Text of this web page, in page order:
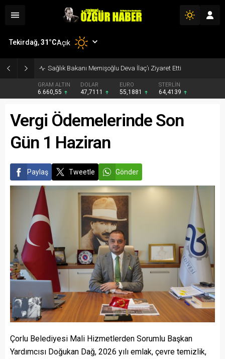
Bakan Memişoğlu Koçak Farma’yı Ziyaret Etti
GRAM ALTIN
6.660,55
DOLAR
47,7111
EURO
55,1881
STERLİN
64,4139
Tekirdağ,31°CAçık
Vergi Ödemelerinde Son
Gün 1 Haziran
Paylaş Tweetle Gönder
Çorlu Belediyesi Mali Hizmetlerden Sorumlu Başkan
Yardımcısı Doğukan Dağ, 2026 yılı emlak, çevre temizlik,